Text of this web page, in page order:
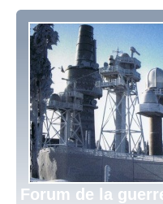
Forum de la